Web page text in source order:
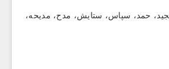
حمد، سپاس، ستایش، مدح، مدیحه،